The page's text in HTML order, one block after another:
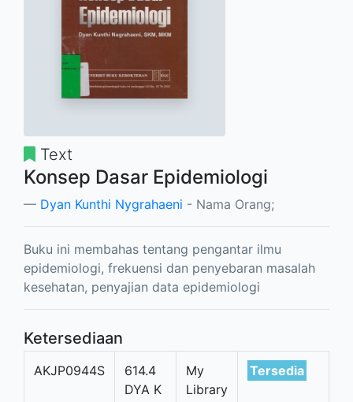
Text
Konsep Dasar Epidemiologi
Dyan Kunthi Nygrahaeni - Nama Orang;
Buku ini membahas tentang pengantar ilmu
epidemiologi, frekuensi dan penyebaran masalah
kesehatan, penyajian data epidemiologi
Ketersediaan
AKJP0944S
614.4
DYA K
My
Library
Tersedia